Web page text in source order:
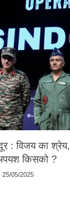
: विजय का श्रेय,
किसको ?
25/05/2025